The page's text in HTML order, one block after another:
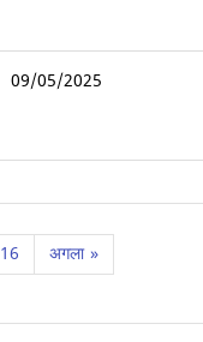
09/05/2025
16 अगला »